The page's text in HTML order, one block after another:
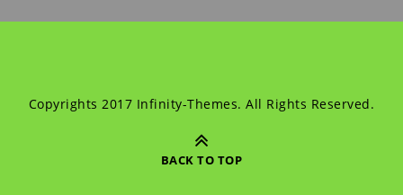
Copyrights 2017 Infinity-Themes. All Rights Reserved.
BACK TO TOP